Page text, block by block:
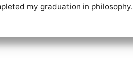
my graduation in philosophy.